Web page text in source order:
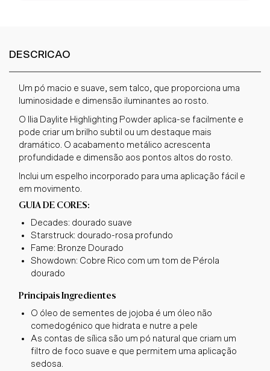
DESCRICAO
Um pó macio e suave, sem talco, que proporciona uma
luminosidade e dimensão iluminantes ao rosto.
O Ilia Daylite Highlighting Powder aplica-se facilmente e
pode criar um brilho subtil ou um destaque mais
dramático. O acabamento metálico acrescenta
profundidade e dimensão aos pontos altos do rosto.
Inclui um espelho incorporado para uma aplicação fácil e
em movimento.
GUIA DE CORES:
Decades: dourado suave
Starstruck: dourado-rosa profundo
Fame: Bronze Dourado
Showdown: Cobre Rico com um tom de Pérola
dourado
Principais Ingredientes
O óleo de sementes de jojoba é um óleo não
comedogénico que hidrata e nutre a pele
As contas de sílica são um pó natural que criam um
filtro de foco suave e que permitem uma aplicação
sedosa.